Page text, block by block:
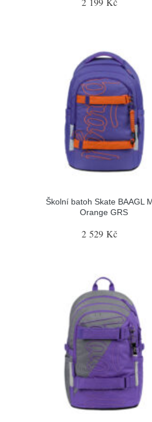
Školní batoh Skate BAAGL
Orange GRS
2 529 Kč